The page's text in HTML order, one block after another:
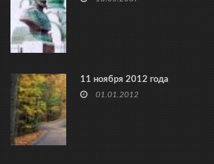
11 ноября 2012 года
01.01.2012